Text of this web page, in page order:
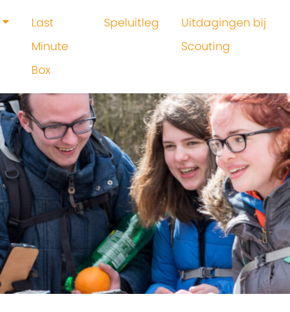
Last
Minute
Box
Speluitleg
Uitdagingen bij
Scouting